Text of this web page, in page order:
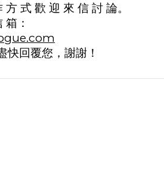
式 歡 迎 來 信 討 論。
：
快回覆您，謝謝！